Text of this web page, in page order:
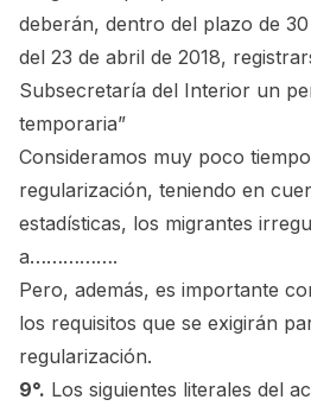
deberán, dentro del plazo de
del 23 de abril de 2018,
Subsecretaría del Interior un
temporaria”
Consideramos muy poco
regularización, teniendo en
estadísticas, los migrantes
a…………….
Pero, además, es importante
los requisitos que se exigirán
regularización.
9°. Los siguientes literales del